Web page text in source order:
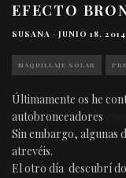
EFECTO
SUSANA · JUNIO 18, 2014
MAQUILLAJE SOLAR
Últimamente os he
autobronceadores
Sin embargo, algunas
atrevéis.
El otro día descubrí